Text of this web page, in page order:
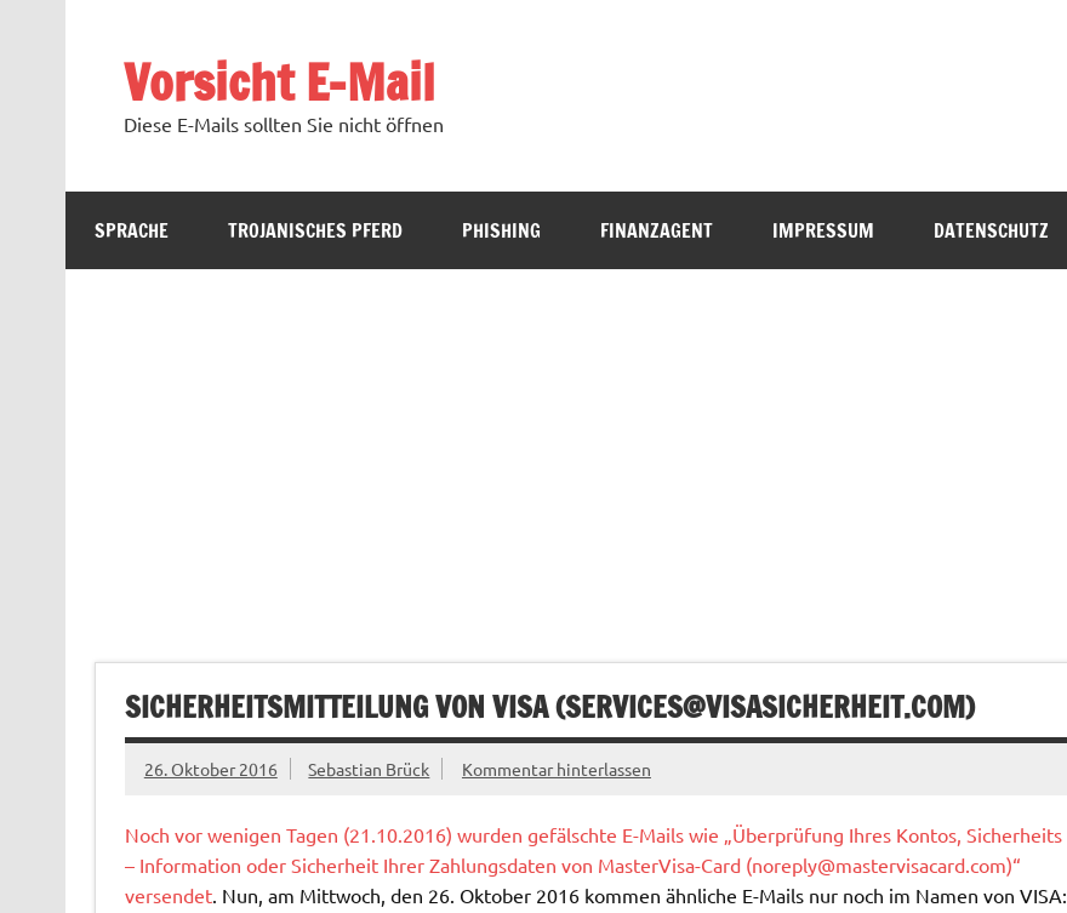
Vorsicht E-Mail
Diese E-Mails sollten Sie nicht öffnen
SPRACHE TROJANISCHES PFERD PHISHING FINANZAGENT IMPRESSUM DATENSCHUTZ
SICHERHEITSMITTEILUNG VON VISA (SERVICES@VISASICHERHEIT.COM)
26. Oktober 2016 Sebastian Brück Kommentar hinterlassen
Noch vor wenigen Tagen (21.10.2016) wurden gefälschte E-Mails wie „Überprüfung Ihres Kontos, Sicherheits
– Information oder Sicherheit Ihrer Zahlungsdaten von MasterVisa-Card (noreply@mastervisacard.com)“
versendet. Nun, am Mittwoch, den 26. Oktober 2016 kommen ähnliche E-Mails nur noch im Namen von VISA: